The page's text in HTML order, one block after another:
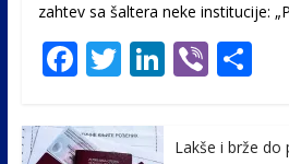
zahtev sa šaltera neke institucije:
F
e
T
itt
Li Vi
er
S
ar
Lakše i brže do